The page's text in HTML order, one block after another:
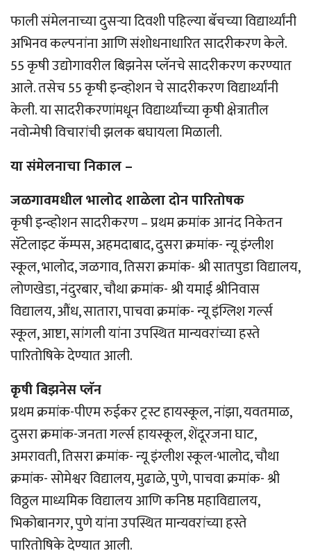
फाली संमेलनाच्या दुसर्‍या दिवशी पहिल्या बॅचच्या विद्यार्थ्यांनी
अभिनव कल्पनांना आणि संशोधनाधारित सादरीकरण केले.
55 कृषी उद्योगावरील बिझनेस प्लॅनचे सादरीकरण करण्यात
आले. तसेच 55 कृषी इन्व्होशन चे सादरीकरण विद्यार्थ्यांनी
केली. या सादरीकरणांमधून विद्यार्थ्यांच्या कृषी क्षेत्रातील
नवोन्मेषी विचारांची झलक बघायला मिळाली.
या संमेलनाचा निकाल –
जळगावमधील भालोद शाळेला दोन पारितोषक
कृषी इन्व्होशन सादरीकरण – प्रथम क्रमांक आनंद निकेतन
सॅटेलाइट कॅम्पस, अहमदाबाद, दुसरा क्रमांक- न्यू इंग्लीश
स्कूल, भालोद, जळगाव, तिसरा क्रमांक- श्री सातपुडा विद्यालय,
लोणखेडा, नंदुरबार, चौथा क्रमांक- श्री यमाई श्रीनिवास
विद्यालय, औंध, सातारा, पाचवा क्रमांक- न्यू इंग्लिश गर्ल्स
स्कूल, आष्टा, सांगली यांना उपस्थित मान्यवरांच्या हस्ते
पारितोषिके देण्यात आली.
कृषी बिझनेस प्लॅन
प्रथम क्रमांक-पीएम रुईकर ट्रस्ट हायस्कूल, नांझा, यवतमाळ,
दुसरा क्रमांक-जनता गर्ल्स हायस्कूल, शेंदूरजना घाट,
अमरावती, तिसरा क्रमांक- न्यू इंग्लीश स्कूल-भालोद, चौथा
क्रमांक- सोमेश्वर विद्यालय, मुढाळे, पुणे, पाचवा क्रमांक- श्री
विठ्ठल माध्यमिक विद्यालय आणि कनिष्ठ महाविद्यालय,
भिकोबानगर, पुणे यांना उपस्थित मान्यवरांच्या हस्ते
पारितोषिके देण्यात आली.